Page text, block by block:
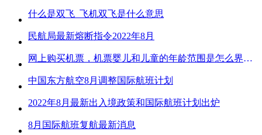
什么是双飞_飞机双飞是什么意思
民航局最新熔断指令2022年8月
网上购买机票，机票婴儿和儿童的年龄范围是怎么界定的？
中国东方航空8月调整国际航班计划
2022年8月最新出入境政策和国际航班计划出炉
8月国际航班复航最新消息